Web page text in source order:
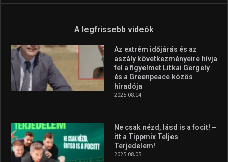
A legfrissebb videók
Az extrém időjárás és az
aszály következményeire hívja
fel a figyelmet Litkai Gergely
és a Greenpeace közös
híradója
2025.08.14.
Ne csak nézd, lásd is a focit! –
itt a Tippmix Teljes
Terjedelem!
2025.08.05.